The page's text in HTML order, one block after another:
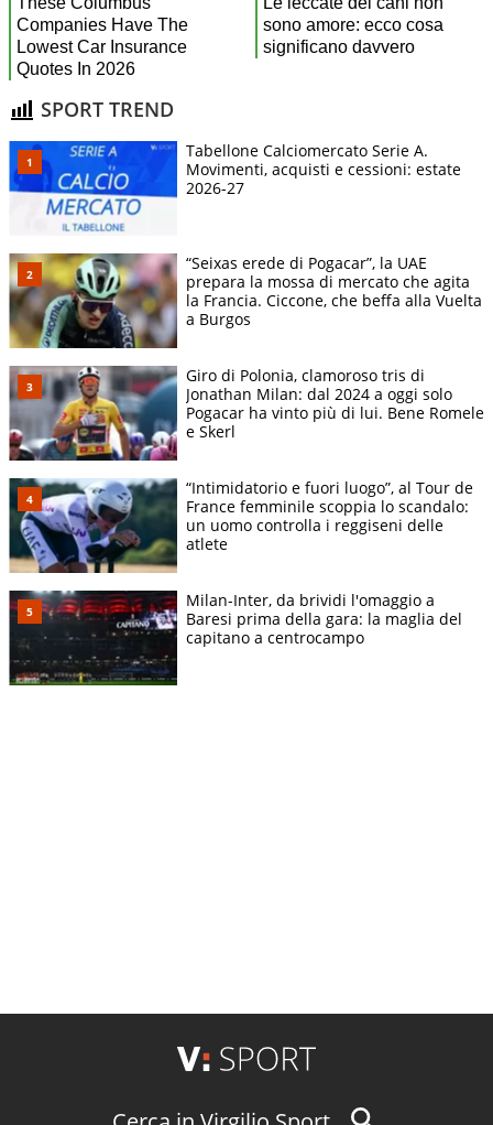
SPORT TREND
Tabellone Calciomercato Serie A.
Movimenti, acquisti e cessioni: estate
2026-27
“Seixas erede di Pogacar”, la UAE
prepara la mossa di mercato che agita
la Francia. Ciccone, che beffa alla Vuelta
a Burgos
Giro di Polonia, clamoroso tris di
Jonathan Milan: dal 2024 a oggi solo
Pogacar ha vinto più di lui. Bene Romele
e Skerl
“Intimidatorio e fuori luogo”, al Tour de
France femminile scoppia lo scandalo:
un uomo controlla i reggiseni delle
atlete
Milan-Inter, da brividi l'omaggio a
Baresi prima della gara: la maglia del
capitano a centrocampo